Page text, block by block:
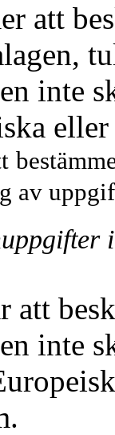
att
inte
eller
av
att
inte